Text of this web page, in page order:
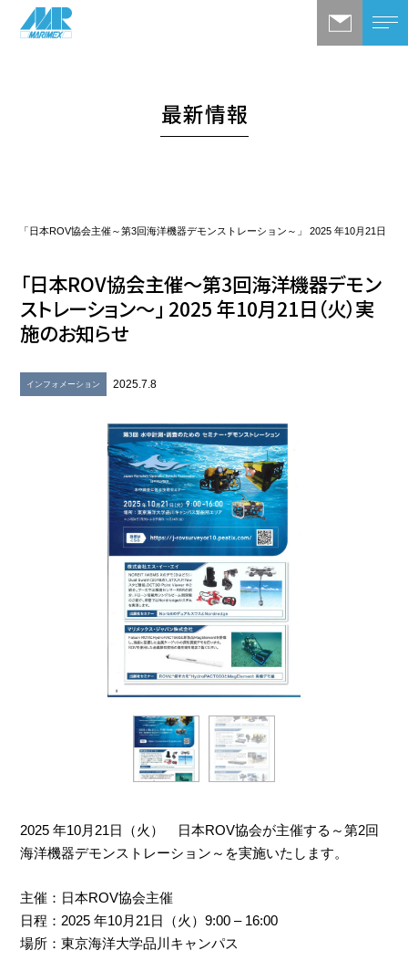
最新情報
「日本ROV協会主催～第3回海洋機器デモンストレーション～」 2025 年10月21日（
「日本ROV協会主催～第3回海洋機器デモン
ストレーション～」 2025 年10月21日（火）実
施のお知らせ
インフォメーション 2025.7.8
2025 年10月21日（火） 日本ROV協会が主催する～第2回
海洋機器デモンストレーション～を実施いたします。
主催：日本ROV協会主催
日程：2025 年10月21日（火）9:00 – 16:00
場所：東京海洋大学品川キャンパス